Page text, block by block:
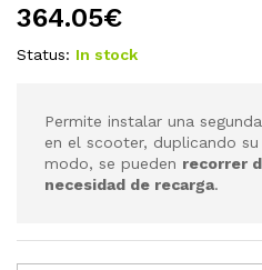
364.05€
Status: In stock
Permite instalar una
en el scooter, duplicando
modo, se pueden recorrer
necesidad de recarga.